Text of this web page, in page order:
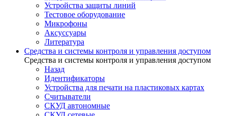
Устройства защиты линий
Тестовое оборудование
Микрофоны
Аксуссуары
Литература
Средства и системы контроля и управления доступом
Средства и системы контроля и управления доступом
Назад
Идентификаторы
Устройства для печати на пластиковых картах
Считыватели
СКУД автономные